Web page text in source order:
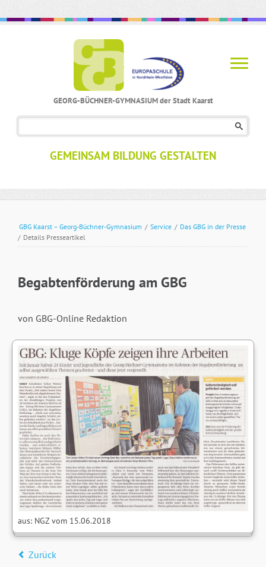
GEORG-BÜCHNER-GYMNASIUM der Stadt Kaarst
GEMEINSAM BILDUNG GESTALTEN
GBG Kaarst – Georg-Büchner-Gymnasium / Service / Das GBG in der Presse
/ Details Presseartikel
Begabtenförderung am GBG
von GBG-Online Redaktion
aus: NGZ vom 15.06.2018
Zurück